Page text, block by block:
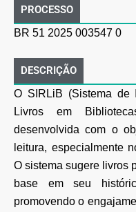
PROCESSO
BR 51 2025 003547 0
DESCRIÇÃO
O SIRLiB (Sistema de
Livros em
desenvolvida com o
leitura, especialmente
O sistema sugere livros
base em seu
promovendo o